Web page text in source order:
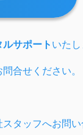
サポート いたし
合せください。
タッフへお問い